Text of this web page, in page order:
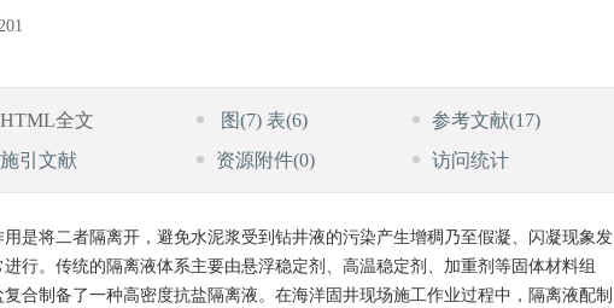
HTML全文 图(7) 表(6) 参考文献(17)
施引文献
资源附件(0) 访问统计
是将二者隔离开，避免水泥浆受到钻井液的污染产生增稠乃至假凝、闪凝现象发
行。传统的隔离液体系主要由悬浮稳定剂、高温稳定剂、加重剂等固体材料组
合制备了一种高密度抗盐隔离液。在海洋固井现场施工作业过程中，隔离液配制